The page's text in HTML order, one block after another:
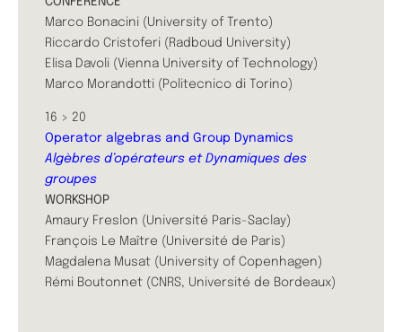
Marco Bonacini (University of Trento)
Riccardo Cristoferi (Radboud University)
Elisa Davoli (Vienna University of Technology)
Marco Morandotti (Politecnico di Torino)
16 > 20
Operator algebras and Group Dynamics
Algèbres d’opérateurs et Dynamiques des
groupes
WORKSHOP
Amaury Freslon (Université Paris-Saclay)
François Le Maître (Université de Paris)
Magdalena Musat (University of Copenhagen)
Rémi Boutonnet (CNRS, Université de Bordeaux)